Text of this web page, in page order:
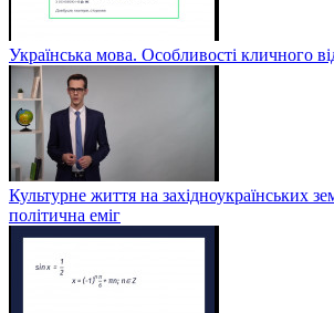
Українська мова. Особливості кличного
Культурне життя на західноукраїнських
політична еміг